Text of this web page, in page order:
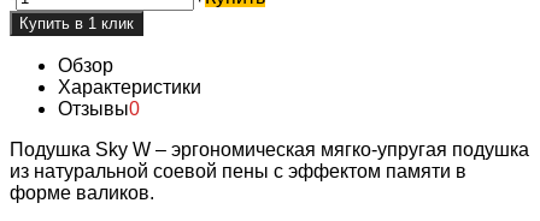
Обзор
Характеристики
Отзывы0
Подушка Sky W – эргономическая мягко-упругая подушка
из натуральной соевой пены с эффектом памяти в
форме валиков.